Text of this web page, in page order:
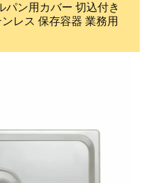
パン用カバー 切込付き
レス 保存容器 業務用